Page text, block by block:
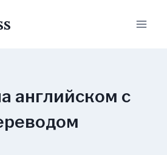
английском с